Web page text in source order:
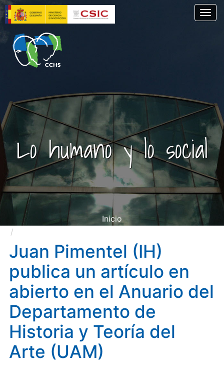
Skip
to
main
content
Lo humano y lo social
Inicio
el Anuario del Departamento de Historia y Teoría del
Arte (UAM)
Juan Pimentel (IH)
publica un artículo en
abierto en el Anuario del
Departamento de
Historia y Teoría del
Arte (UAM)